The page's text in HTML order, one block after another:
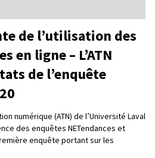
de l’utilisation des
en ligne – L’ATN
de l’enquête
numérique (ATN) de l’Université Laval
des enquêtes NETendances et
enquête portant sur les